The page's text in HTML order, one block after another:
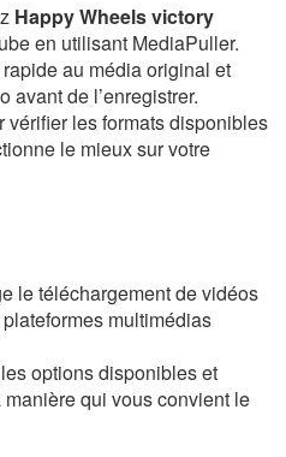
Happy Wheels victory
en utilisant MediaPuller.
au média original et
avant de l’enregistrer.
les formats disponibles
le mieux sur votre
le téléchargement de vidéos
multimédias
options disponibles et
qui vous convient le